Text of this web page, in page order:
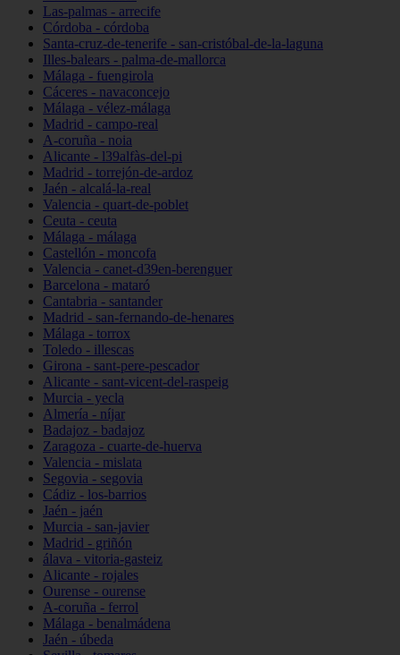
Las-palmas - arrecife
Córdoba - córdoba
Santa-cruz-de-tenerife - san-cristóbal-de-la-laguna
Illes-balears - palma-de-mallorca
Málaga - fuengirola
Cáceres - navaconcejo
Málaga - vélez-málaga
Madrid - campo-real
A-coruña - noia
Alicante - l39alfàs-del-pi
Madrid - torrejón-de-ardoz
Jaén - alcalá-la-real
Valencia - quart-de-poblet
Ceuta - ceuta
Málaga - málaga
Castellón - moncofa
Valencia - canet-d39en-berenguer
Barcelona - mataró
Cantabria - santander
Madrid - san-fernando-de-henares
Málaga - torrox
Toledo - illescas
Girona - sant-pere-pescador
Alicante - sant-vicent-del-raspeig
Murcia - yecla
Almería - níjar
Badajoz - badajoz
Zaragoza - cuarte-de-huerva
Valencia - mislata
Segovia - segovia
Cádiz - los-barrios
Jaén - jaén
Murcia - san-javier
Madrid - griñón
álava - vitoria-gasteiz
Alicante - rojales
Ourense - ourense
A-coruña - ferrol
Málaga - benalmádena
Jaén - úbeda